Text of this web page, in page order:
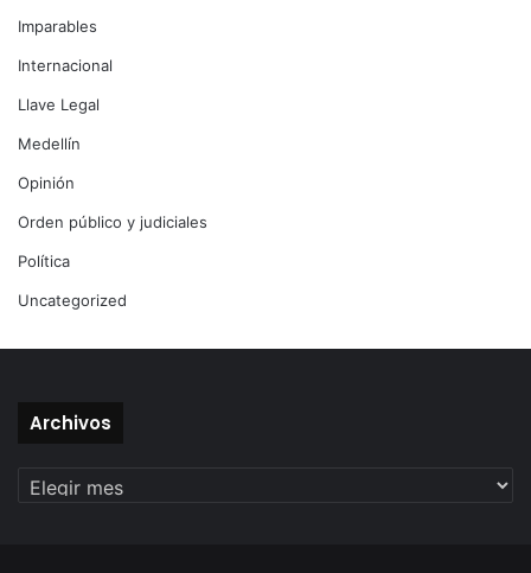
Imparables
Internacional
Llave Legal
Medellín
Opinión
Orden público y judiciales
Política
Uncategorized
Archivos